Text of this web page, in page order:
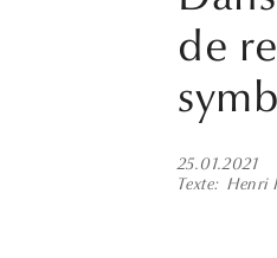
de
25.01.2021
Texte
Henri